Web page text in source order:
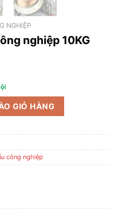
NGHIỆP
nghiệp 10KG
10KG số lượng
GIỎ HÀNG
công nghiệp